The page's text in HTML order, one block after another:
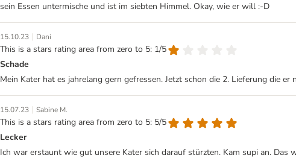
sein Essen untermische und ist im siebten Himmel. Okay, wie er will :-D
15.10.23 | Dani
This is a stars rating area from zero to 5: 1/5
Schade
Mein Kater hat es jahrelang gern gefressen. Jetzt schon die 2. Lieferung die
15.07.23 | Sabine M.
This is a stars rating area from zero to 5: 5/5
Lecker
Ich war erstaunt wie gut unsere Kater sich darauf stürzten. Kam supi an.